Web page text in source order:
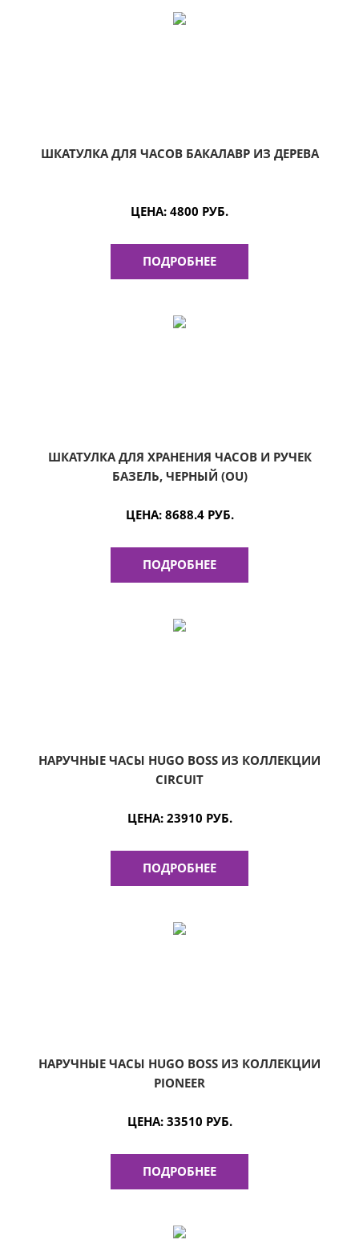
ШКАТУЛКА ДЛЯ ЧАСОВ БАКАЛАВР ИЗ ДЕРЕВА
ЦЕНА:4800 РУБ.
ПОДРОБНЕЕ
ШКАТУЛКА ДЛЯ ХРАНЕНИЯ ЧАСОВ И РУЧЕК
БАЗЕЛЬ, ЧЕРНЫЙ (OU)
ЦЕНА:8688.4 РУБ.
ПОДРОБНЕЕ
НАРУЧНЫЕ ЧАСЫ HUGO BOSS ИЗ КОЛЛЕКЦИИ
CIRCUIT
ЦЕНА:23910 РУБ.
ПОДРОБНЕЕ
НАРУЧНЫЕ ЧАСЫ HUGO BOSS ИЗ КОЛЛЕКЦИИ
PIONEER
ЦЕНА:33510 РУБ.
ПОДРОБНЕЕ